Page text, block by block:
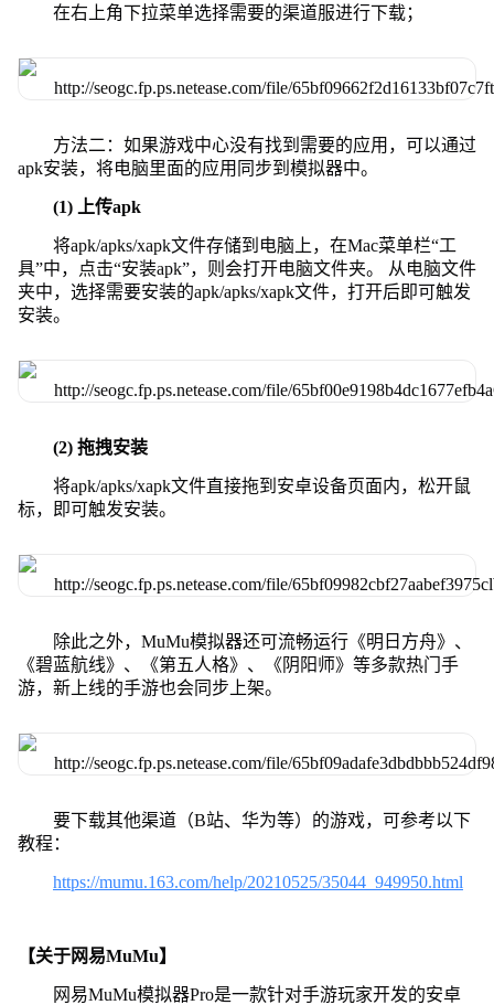
在右上角下拉菜单选择需要的渠道服进行下载；
方法二：如果游戏中心没有找到需要的应用，可以通过
apk安装，将电脑里面的应用同步到模拟器中。
(1) 上传apk
将apk/apks/xapk文件存储到电脑上，在Mac菜单栏“工
具”中，点击“安装apk”，则会打开电脑文件夹。 从电脑文件
夹中，选择需要安装的apk/apks/xapk文件，打开后即可触发
安装。
(2) 拖拽安装
将apk/apks/xapk文件直接拖到安卓设备页面内，松开鼠
标，即可触发安装。
除此之外，MuMu模拟器还可流畅运行《明日方舟》、
《碧蓝航线》、《第五人格》、《阴阳师》等多款热门手
游，新上线的手游也会同步上架。
要下载其他渠道（B站、华为等）的游戏，可参考以下
教程：
https://mumu.163.com/help/20210525/35044_949950.html
【关于网易MuMu】
网易MuMu模拟器Pro是一款针对手游玩家开发的安卓